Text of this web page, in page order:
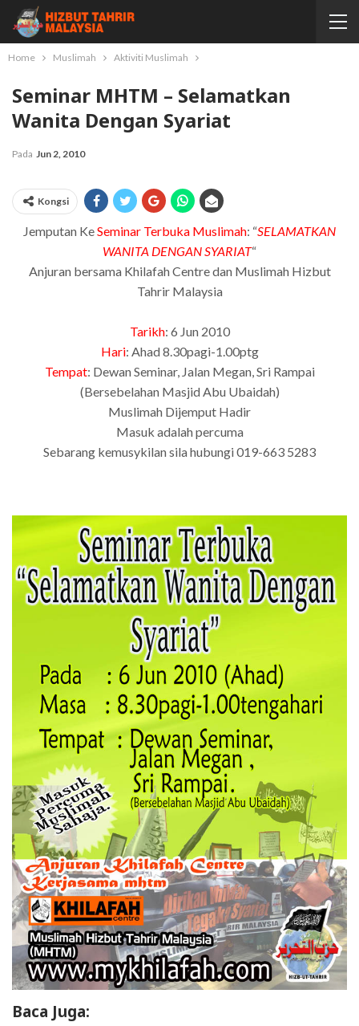
Home Muslimah Aktiviti Muslimah
Seminar MHTM – Selamatkan
Wanita Dengan Syariat
Pada Jun 2, 2010
Kongsi
Jemputan KeSeminar Terbuka Muslimah: “SELAMATKAN
WANITA DENGAN SYARIAT“
Anjuran bersama Khilafah Centre dan Muslimah Hizbut
Tahrir Malaysia
Tarikh: 6 Jun 2010
Hari: Ahad 8.30pagi-1.00ptg
Tempat: Dewan Seminar, Jalan Megan, Sri Rampai
(Bersebelahan Masjid Abu Ubaidah)
Muslimah Dijemput Hadir
Masuk adalah percuma
Sebarang kemusykilan sila hubungi 019-663 5283
Baca Juga: